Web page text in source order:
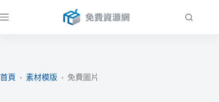
至
首頁
› 素材模版 › 免費圖片